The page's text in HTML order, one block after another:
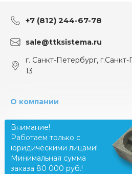
+7 (812) 244-67-78
sale@ttksistema.ru
г. Санкт-Петербург,
13
О компании
Блог
Новости
Вакансии
Сертификаты
Внимание!
Работаем только с
юридическими лицами!
Минимальная сумма
заказа 80 000 руб.!